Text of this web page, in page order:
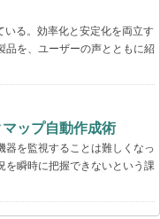
る。効率化と安定化を両立す
品を、ユーザーの声とともに紹
ップ自動作成術
器を監視することは難しくなっ
を瞬時に把握できないという課